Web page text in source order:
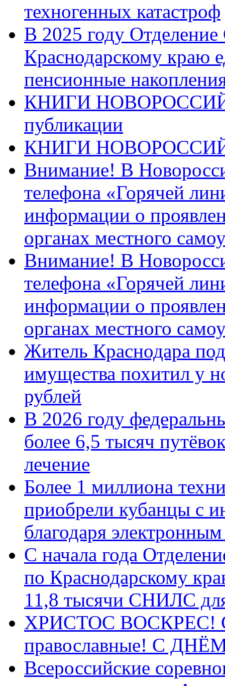
техногенных катастроф
В 2025 году
Краснодарскому краю
пенсионные
КНИГИ
публикации
КНИГИ
Внимание! В
телефона «Горячей
информации о
органах местного
Внимание! В
телефона «Горячей
информации о
органах местного
Житель Краснодара
имущества похитил у
рублей
В 2026 году
более 6,5 тысяч
лечение
Более 1 миллиона
приобрели кубанцы с
благодаря
С начала года
по Краснодарскому
11,8 тысячи СНИЛС
ХРИСТОС ВОСКРЕС! С
православные! C
Всероссийские